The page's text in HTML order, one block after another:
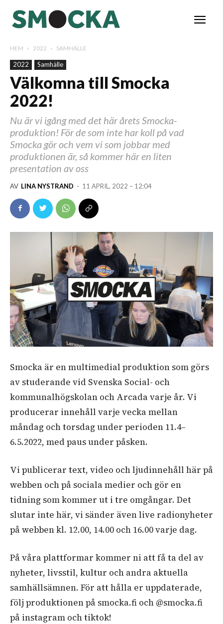
HEM 2022 SAMHÄLLE
2022 Samhälle
Välkomna till Smocka
2022!
Nu är vi igång med det här årets Smocka-
produktion! För de som inte har koll på vad
Smocka gör och vem vi som jobbar med
produktionen är, så kommer här en liten
presentation av oss
AV LINA NYSTRAND - 11 APRIL, 2022 – 12:04
Smocka är en multimedial produktion som görs
av studerande vid Svenska Social- och
kommunalhögskolan och Arcada varje år. Vi
producerar innehåll varje vecka mellan
måndag och torsdag under perioden 11.4–
6.5.2022, med paus under påsken.
Vi publicerar text, video och ljudinnehåll här på
webben och på sociala medier och gör en
tidning som kommer ut i tre omgångar. Det
slutar inte här, vi sänder även live radionyheter
på webben kl. 12.00, 14.00 och 16.00 varje dag.
På våra plattformar kommer ni att få ta del av
nyheter, livsstil, kultur och andra aktuella
samhällsämnen. För att hålla er uppdaterade,
följ produktionen på smocka.fi och @smocka.fi
på instagram och tiktok!